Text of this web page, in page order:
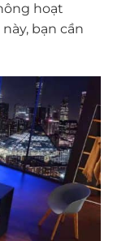
hoạt
bạn cần